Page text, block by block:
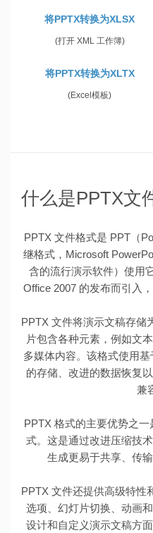
将PPTX转换为XLSX
(打开 XML 工作簿)
将PPTX转换为XLTX
(Excel模板)
什么是PPTX文
PPTX 文件格式是 PPT（
继格式，Microsoft
含的流行演示软件）使用
Office 2007 的发布而引入
PPTX 文件将演示文稿存储
片包含各种元素，例如文
多媒体内容。该格式使用
的存储、改进的数据恢复
兼
PPTX 格式的主要优势之
式。这是通过改进压缩技
生成更易于共享、传
PPTX 文件还提供高级特性
选项、幻灯片切换、动画
设计和自定义演示文稿方